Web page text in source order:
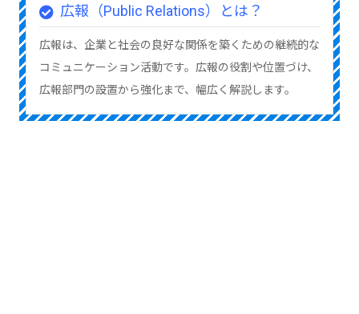
広報（Public Relations）とは？
広報は、企業と社会の良好な関係を築くための継続的な
コミュニケーション活動です。広報の役割や位置づけ、
広報部門の設置から強化まで、幅広く解説します。